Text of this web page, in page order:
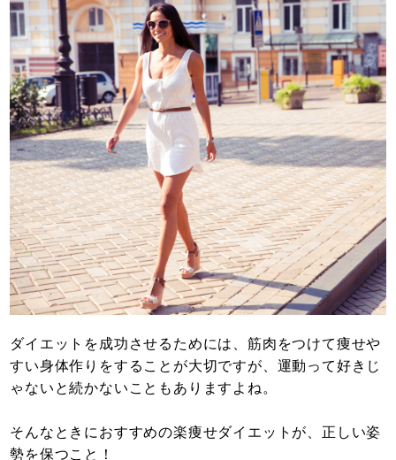
ダイエットを成功させるためには、筋肉をつけて痩せや
すい身体作りをすることが大切ですが、運動って好きじ
ゃないと続かないこともありますよね。
そんなときにおすすめの楽痩せダイエットが、正しい姿
勢を保つこと！